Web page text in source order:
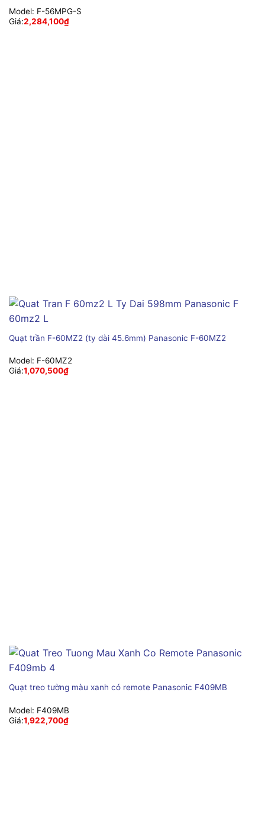
Model: F-56MPG-S
Giá:2,284,100₫
Quạt trần F-60MZ2 (ty dài 45.6mm) Panasonic F-60MZ2
Model: F-60MZ2
Giá:1,070,500₫
Quạt treo tường màu xanh có remote Panasonic F409MB
Model: F409MB
Giá:1,922,700₫